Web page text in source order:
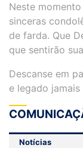
Neste
sinceras
de farda. Que
que sentirão
Descanse em
e legado
Notícias